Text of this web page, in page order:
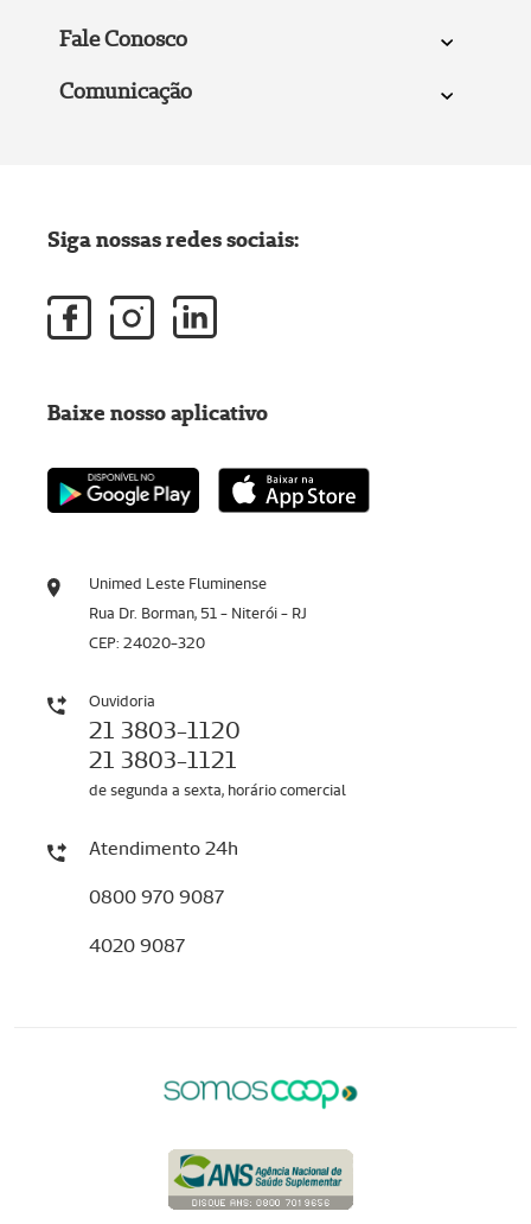
Fale Conosco
Comunicação
Unimed Leste Fluminense
Rua Dr. Borman, 51 - Niterói - RJ
CEP: 24020-320
Ouvidoria
21 3803-1120
21 3803-1121
de segunda a sexta, horário comercial
Atendimento 24h
0800 970 9087
4020 9087
Siga nossas redes sociais:
Baixe nosso aplicativo